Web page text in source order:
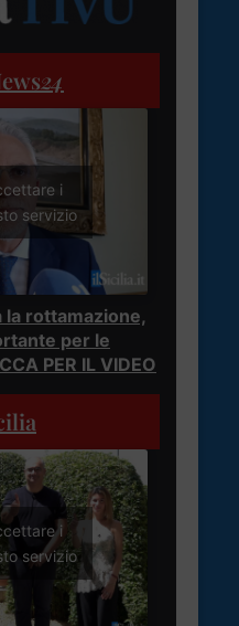
24
i
servizio
la rottamazione,
per le
PER IL VIDEO
i
servizio